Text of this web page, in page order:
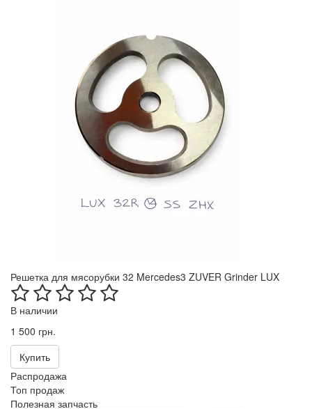
Решетка для мясорубки 32 Mercedes3 ZUVER Grinder LUX
В наличии
1 500 грн.
Купить
Распродажа
Топ продаж
Полезная запчасть